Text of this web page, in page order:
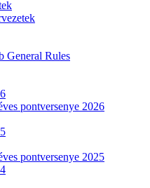
General Rules
pontversenye 2026
pontversenye 2025